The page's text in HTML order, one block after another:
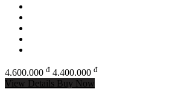
4.600.000 đ 4.400.000 đ
View Details Buy Now